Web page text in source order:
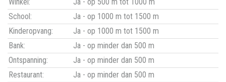
School:
Ja - op 1000 m tot 1500 m
Kinderopvang:
Ja - op 1000 m tot 1500 m
Bank:
Ja - op minder dan 500 m
Ontspanning:
Ja - op minder dan 500 m
Restaurant:
Ja - op minder dan 500 m